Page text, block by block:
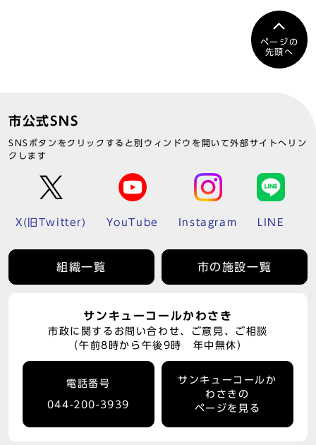
ページの
先頭へ
市公式SNS
SNSボタンをクリックすると別ウィンドウを開いて外部サイトへリン
クします
X(旧Twitter) YouTube Instagram LINE
組織一覧 市の施設一覧
サンキューコールかわさき
市政に関するお問い合わせ、ご意見、ご相談
（午前8時から午後9時 年中無休）
電話番号
044-200-3939
サンキューコールか
わさきの
ページを見る